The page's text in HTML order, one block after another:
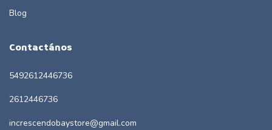
Blog
Contactános
5492612446736
2612446736
increscendobaystore@gmail.com